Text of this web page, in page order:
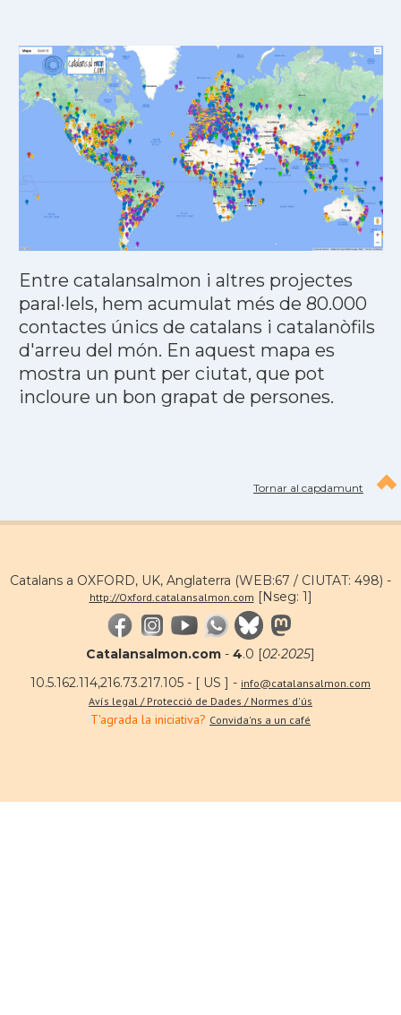
Entre catalansalmon i altres projectes
paral·lels, hem acumulat més de 80.000
contactes únics de catalans i catalanòfils
d'arreu del món. En aquest mapa es
mostra un punt per ciutat, que pot
incloure un bon grapat de persones.
Tornar al capdamunt
Catalans a OXFORD, UK, Anglaterra (WEB:67 / CIUTAT: 498) -
http://Oxford.catalansalmon.com [Nseg: 1]
Catalansalmon.com - 4.0 [02·2025]
10.5.162.114,216.73.217.105 - [ US ] - info@catalansalmon.com
Avís legal / Protecció de Dades / Normes d'ús
T'agrada la iniciativa? Convida'ns a un café